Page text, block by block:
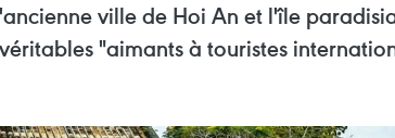
ville de Hoi An et l'île
"aimants à touristes